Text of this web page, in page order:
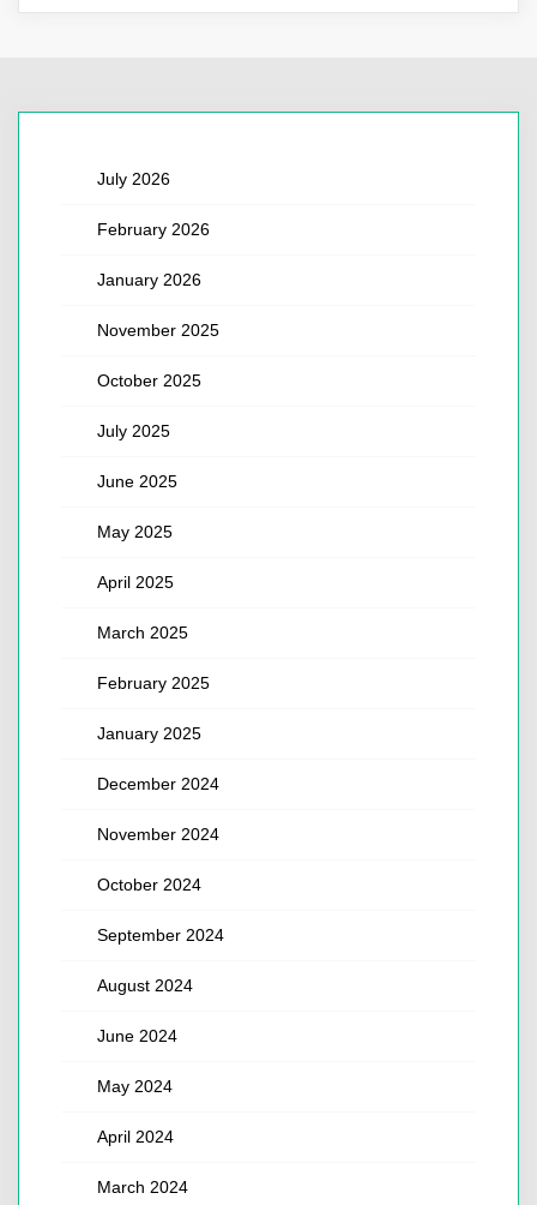
July 2026
February 2026
January 2026
November 2025
October 2025
July 2025
June 2025
May 2025
April 2025
March 2025
February 2025
January 2025
December 2024
November 2024
October 2024
September 2024
August 2024
June 2024
May 2024
April 2024
March 2024